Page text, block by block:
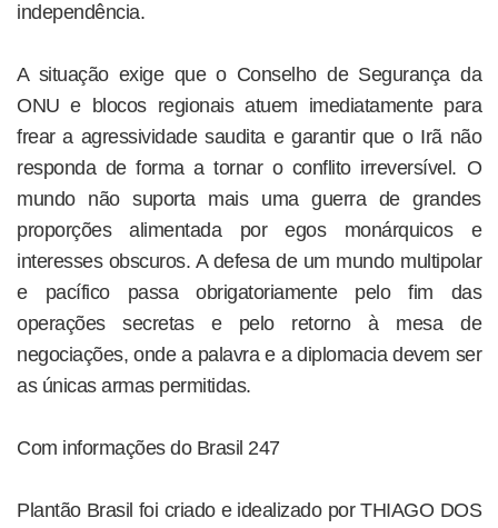
independência.
A situação exige que o Conselho de Segurança da
ONU e blocos regionais atuem imediatamente para
frear a agressividade saudita e garantir que o Irã não
responda de forma a tornar o conflito irreversível. O
mundo não suporta mais uma guerra de grandes
proporções alimentada por egos monárquicos e
interesses obscuros. A defesa de um mundo multipolar
e pacífico passa obrigatoriamente pelo fim das
operações secretas e pelo retorno à mesa de
negociações, onde a palavra e a diplomacia devem ser
as únicas armas permitidas.
Com informações do Brasil 247
Plantão Brasil foi criado e idealizado por THIAGO DOS